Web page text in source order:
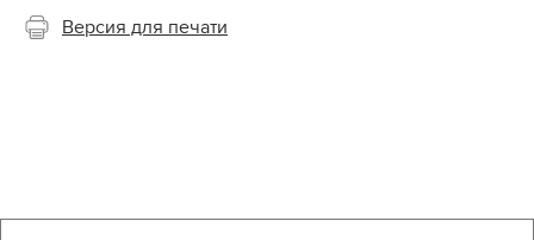
Версия для печати